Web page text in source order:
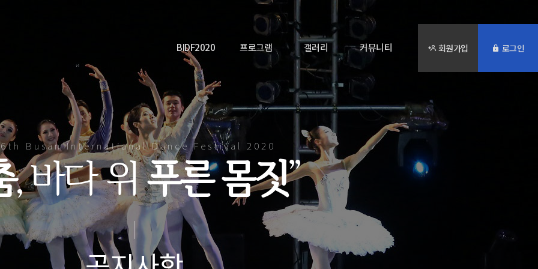
BIDF2020 프로그램 갤러리 커뮤니티 회원가입 로그인
Busan Internatianal Dance Festival 2020
, 바다 위푸른 몸짓”